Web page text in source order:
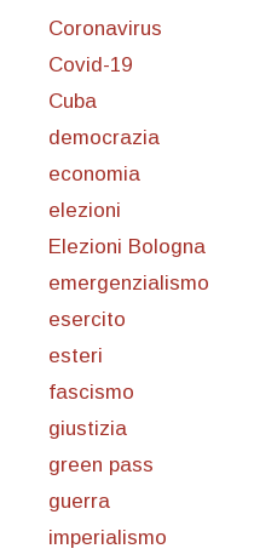
Coronavirus
Covid-19
Cuba
democrazia
economia
elezioni
Elezioni Bologna
emergenzialismo
esercito
esteri
fascismo
giustizia
green pass
guerra
imperialismo